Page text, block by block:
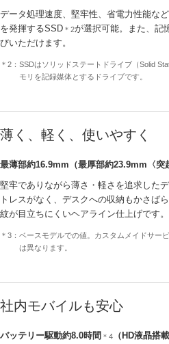
データ処理速度、堅牢性、省電力性能な
を発揮するSSD ＊2が選択可能。また、記
びいただけます。
＊2：SSDはソリッドステートドライブ（Solid
モリを記録媒体とするドライブです。
薄く、軽く、使いやすく
最薄部約16.9mm（最厚部約23.9mm〈突
堅牢でありながら薄さ・軽さを追求した
トレスがなく、デスクへの収納もかさば
紋が目立ちにくいヘアライン仕上げです。
＊3：ベースモデルでの値。カスタムメイドサー
は異なります。
社内モバイルも安心
バッテリー駆動約8.0時間 ＊4 （HD液晶搭